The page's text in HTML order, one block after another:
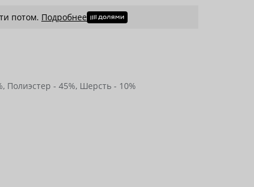
потом. Подробнее
Полиэстер - 45%, Шерсть - 10%